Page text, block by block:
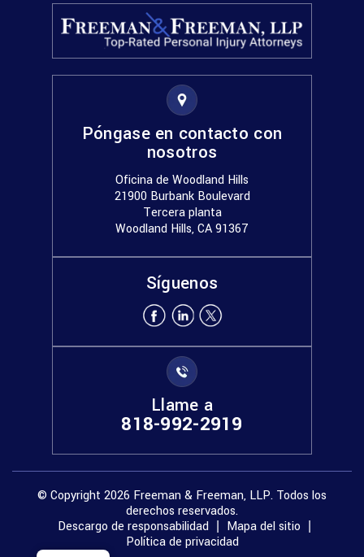
Póngase en contacto con
nosotros
Oficina de Woodland Hills
21900 Burbank Boulevard
Tercera planta
Woodland Hills, CA 91367
Síguenos
Llame a
818-992-2919
© Copyright 2026 Freeman & Freeman, LLP. Todos los
derechos reservados.
Descargo de responsabilidad
Mapa del sitio
Política de privacidad